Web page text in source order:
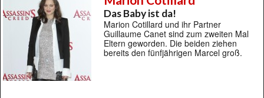
Das Baby ist da!
Marion Cotillard und ihr Partner
Guillaume Canet sind zum zweiten Mal
Eltern geworden. Die beiden ziehen
bereits den fünfjährigen Marcel groß.